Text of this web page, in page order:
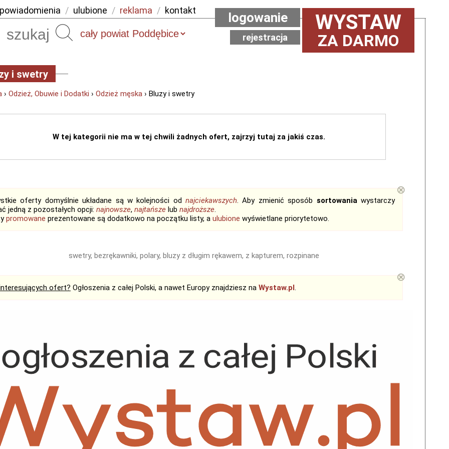
powiadomienia / ulubione / reklama / kontakt
Szukaj WYSTAW
ZA DARMO
logowanie
rejestracja
i swetry
› Odzież, Obuwie i Dodatki › Odzież męska › Bluzy i swetry
W tej kategorii nie ma w tej chwili żadnych ofert, zajrzyj tutaj za jakiś czas.
oferty domyślnie układane są w kolejności odnajciekawszych. Aby zmienić sposób sortowaniawystarczy
jedną z pozostałych opcji: najnowsze, najtańsze lub najdroższe.
promowane prezentowane są dodatkowo na początku listy, a ulubione wyświetlane priorytetowo.
⊗
swetry, bezrękawniki, polary, bluzy z długim rękawem, z kapturem, rozpinane
ofert? Ogłoszenia z całej Polski, a nawet Europy znajdziesz na Wystaw.pl.
⊗